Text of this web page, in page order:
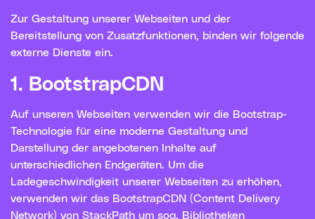
Zur Gestaltung unserer Webseiten und der
Bereitstellung von Zusatzfunktionen, binden wir folgende
externe Dienste ein.
1. BootstrapCDN
Auf unseren Webseiten verwenden wir die Bootstrap-
Technologie für eine moderne Gestaltung und
Darstellung der angebotenen Inhalte auf
unterschiedlichen Endgeräten. Um die
Ladegeschwindigkeit unserer Webseiten zu erhöhen,
verwenden wir das BootstrapCDN (Content Delivery
Network) von StackPath um sog. Bibliotheken